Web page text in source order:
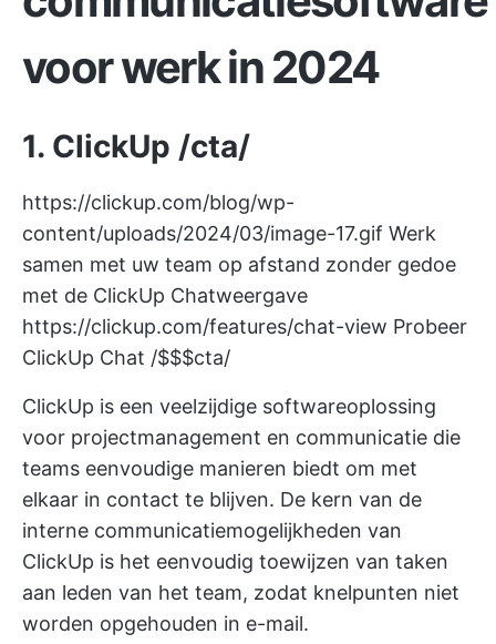
voor werk in 2024
1. ClickUp /cta/
https://clickup.com/blog/wp-
content/uploads/2024/03/image-17.gif Werk
samen met uw team op afstand zonder gedoe
met de ClickUp Chatweergave
https://clickup.com/features/chat-view Probeer
ClickUp Chat /$$$cta/
ClickUp is een veelzijdige softwareoplossing
voor projectmanagement en communicatie die
teams eenvoudige manieren biedt om met
elkaar in contact te blijven. De kern van de
interne communicatiemogelijkheden van
ClickUp is het eenvoudig toewijzen van taken
aan leden van het team, zodat knelpunten niet
worden opgehouden in e-mail.